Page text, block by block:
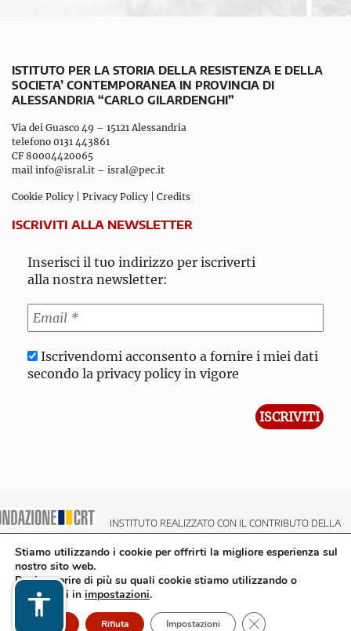
ISTITUTO PER LA STORIA DELLA RESISTENZA E DELLA
SOCIETA’ CONTEMPORANEA IN PROVINCIA DI
ALESSANDRIA “CARLO GILARDENGHI”
Via dei Guasco 49 – 15121 Alessandria
telefono 0131 443861
CF 80004420065
mail info@isral.it – isral@pec.it
Cookie Policy Privacy Policy Credits
ISCRIVITI ALLA NEWSLETTER
Inserisci il tuo indirizzo per iscriverti
alla nostra newsletter:
Iscrivendomi acconsento a fornire i miei dati
secondo la privacy policy in vigore
INSTITUTO REALIZZATO CON IL CONTRIBUTO DELLA
CRT CASSA DI RISPARMIO DI TORINO
Stiamo utilizzando i cookie per offrirti la migliore esperienza sul
nostro sito web.
Puoi scoprire di più su quali cookie stiamo utilizzando o
disattivarli in impostazioni.
Accetto Rifiuta Impostazioni Close GDPR